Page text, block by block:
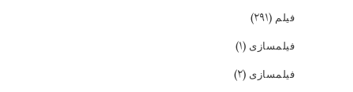
فیلم (۲۹۱)
فیلمسازی (۱)
فیلمسازی (۲)